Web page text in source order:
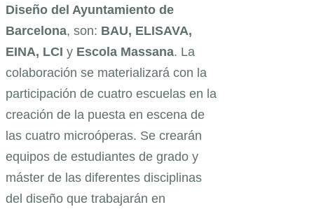
Diseño del Ayuntamiento de
Barcelona, son: BAU, ELISAVA,
EINA, LCI y Escola Massana. La
colaboración se materializará con la
participación de cuatro escuelas en la
creación de la puesta en escena de
las cuatro microóperas. Se crearán
equipos de estudiantes de grado y
máster de las diferentes disciplinas
del diseño que trabajarán en